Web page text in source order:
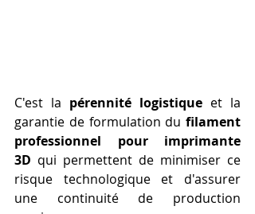
C'est la pérennité logistique et la
garantie de formulation du filament
professionnel pour imprimante
3D qui permettent de minimiser ce
risque technologique et d'assurer
une continuité de production